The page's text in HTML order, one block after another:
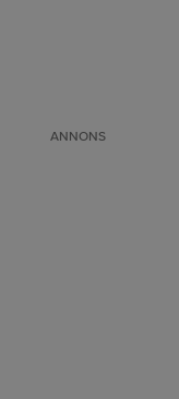
ANNONS